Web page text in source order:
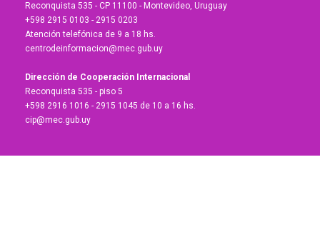
Reconquista 535 - CP 11100 - Montevideo, Uruguay
+598 2915 0103 - 2915 0203
Atención telefónica de 9 a 18 hs.
centrodeinformacion@mec.gub.uy
Dirección de Cooperación Internacional
Reconquista 535 - piso 5
+598 2916 1016 - 2915 1045 de 10 a 16 hs.
cip@mec.gub.uy